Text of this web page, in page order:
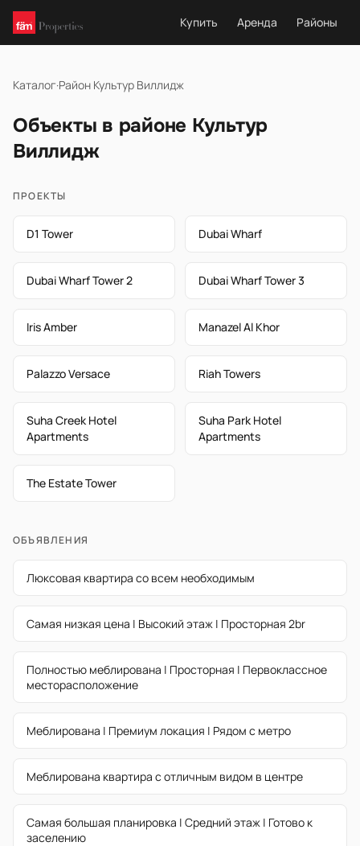
Купить Аренда Районы
Каталог·Район Культур Виллидж
Объекты в районе Культур
Виллидж
ПРОЕКТЫ
D1 Tower Dubai Wharf
Dubai Wharf Tower 2 Dubai Wharf Tower 3
Iris Amber Manazel Al Khor
Palazzo Versace Riah Towers
Suha Creek Hotel
Apartments
Suha Park Hotel
Apartments
The Estate Tower
ОБЪЯВЛЕНИЯ
Люксовая квартира со всем необходимым
Самая низкая цена | Высокий этаж | Просторная 2br
Полностью меблирована | Просторная | Первоклассное
месторасположение
Меблирована | Премиум локация | Рядом с метро
Меблирована квартира с отличным видом в центре
Самая большая планировка | Средний этаж | Готово к
заселению